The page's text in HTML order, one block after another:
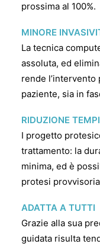
prossima al 100%.
MINORE
La tecnica
assoluta, ed
rende
paziente, sia in
RIDUZIONE
I progetto
trattamento: la
minima, ed è
protesi
ADATTA A TUTTI
Grazie alla sua
guidata risulta